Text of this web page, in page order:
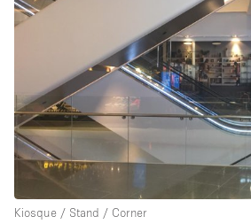
Kiosque / Stand / Corner